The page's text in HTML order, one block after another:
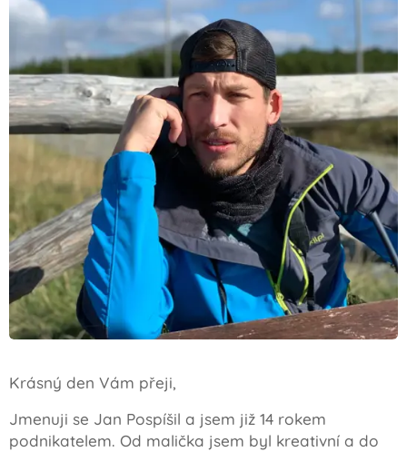
Krásný den Vám přeji,
Jmenuji se Jan Pospíšil a jsem již 14 rokem
podnikatelem. Od malička jsem byl kreativní a do